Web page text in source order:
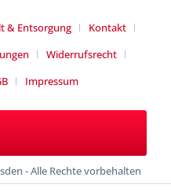
& Entsorgung
Kontakt
Widerrufsrecht
Impressum
- Alle Rechte vorbehalten